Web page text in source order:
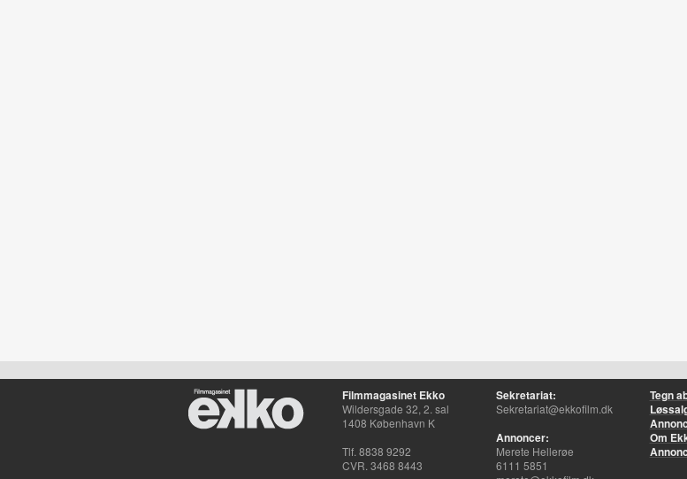
Filmmagasinet Ekko
Wildersgade 32, 2. sal
1408 København K
Tlf. 8838 9292
CVR. 3468 8443
Sekretariat:
Sekretariat@ekkofilm.dk
Annoncer:
Merete Hellerøe
6111 5851
Tegn
Om